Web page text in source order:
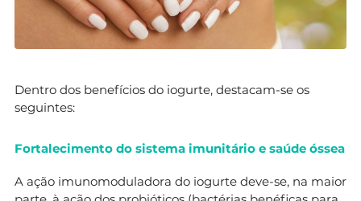
Dentro dos benefícios do iogurte, destacam-se os
seguintes:
Fortalecimento do sistema imunitário e saúde óssea
A ação imunomoduladora do iogurte deve-se, na maior